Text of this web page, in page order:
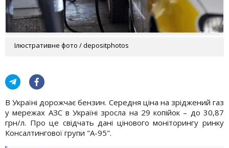
Ілюстративне фото / depositphotos
В Україні дорожчає бензин. Середня ціна на зріджений газ
у мережах АЗС в Україні зросла на 29 копійок – до 30,87
грн/л. Про це свідчать дані цінового моніторингу ринку
Консалтингової групи "А-95".